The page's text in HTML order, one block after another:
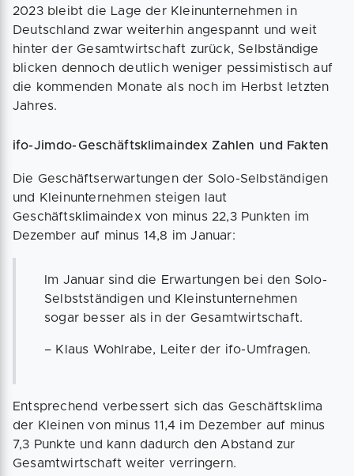
2023 bleibt die Lage der Kleinunternehmen in
Deutschland zwar weiterhin angespannt und weit
hinter der Gesamtwirtschaft zurück, Selbständige
blicken dennoch deutlich weniger pessimistisch auf
die kommenden Monate als noch im Herbst letzten
Jahres.
ifo-Jimdo-Geschäftsklimaindex Zahlen und Fakten
Die Geschäftserwartungen der Solo-Selbständigen
und Kleinunternehmen steigen laut
Geschäftsklimaindex von minus 22,3 Punkten im
Dezember auf minus 14,8 im Januar:
Im Januar sind die Erwartungen bei den Solo-
Selbstständigen und Kleinstunternehmen
sogar besser als in der Gesamtwirtschaft.
– Klaus Wohlrabe, Leiter der ifo-Umfragen.
Entsprechend verbessert sich das Geschäftsklima
der Kleinen von minus 11,4 im Dezember auf minus
7,3 Punkte und kann dadurch den Abstand zur
Gesamtwirtschaft weiter verringern.